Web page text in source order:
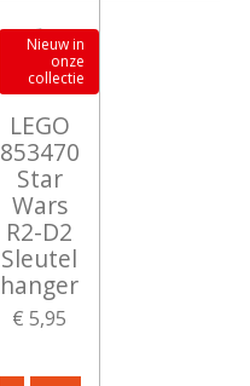
Nieuw in
onze
collectie
LEGO
853470
Star
Wars
R2-D2
Sleutel
hanger
€ 5,95